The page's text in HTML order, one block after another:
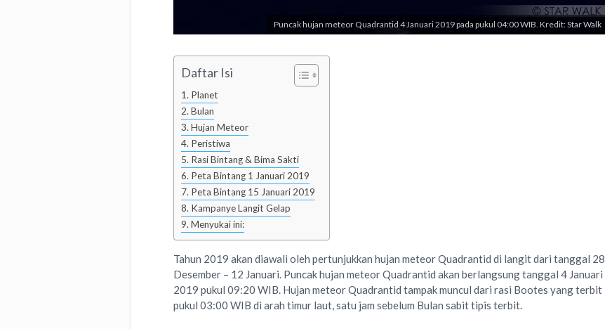
Puncak hujan meteor Quadrantid 4 Januari 2019 pada pukul 04:00 WIB. Kredit: Star Walk
Daftar Isi
Planet
Bulan
Hujan Meteor
Peristiwa
Rasi Bintang & Bima Sakti
Peta Bintang 1 Januari 2019
Peta Bintang 15 Januari 2019
Kampanye Langit Gelap
Menyukai ini:
Tahun 2019 akan diawali oleh pertunjukkan hujan meteor Quadrantid di langit dari tanggal 28
Desember – 12 Januari. Puncak hujan meteor Quadrantid akan berlangsung tanggal 4 Januari
2019 pukul 09:20 WIB. Hujan meteor Quadrantid tampak muncul dari rasi Bootes yang terbit
pukul 03:00 WIB di arah timur laut, satu jam sebelum Bulan sabit tipis terbit.